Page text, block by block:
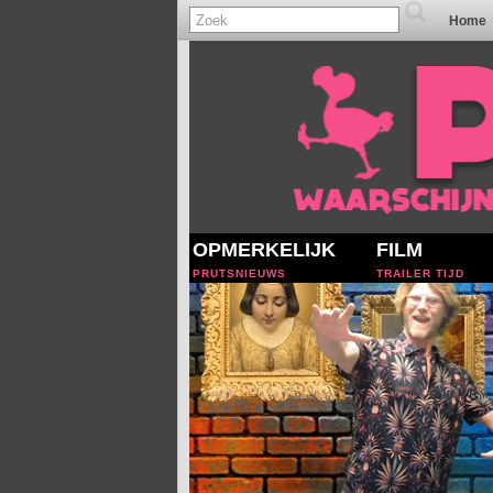
Home
OPMERKELIJK
PRUTSNIEUWS
FILM
TRAILER TIJD